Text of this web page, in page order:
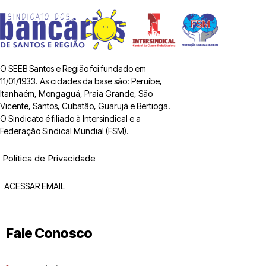
O SEEB Santos e Região foi fundado em
11/01/1933. As cidades da base são: Peruíbe,
Itanhaém, Mongaguá, Praia Grande, São
Vicente, Santos, Cubatão, Guarujá e Bertioga.
O Sindicato é filiado à Intersindical e a
Federação Sindical Mundial (FSM).
Política de Privacidade
ACESSAR EMAIL
Fale Conosco